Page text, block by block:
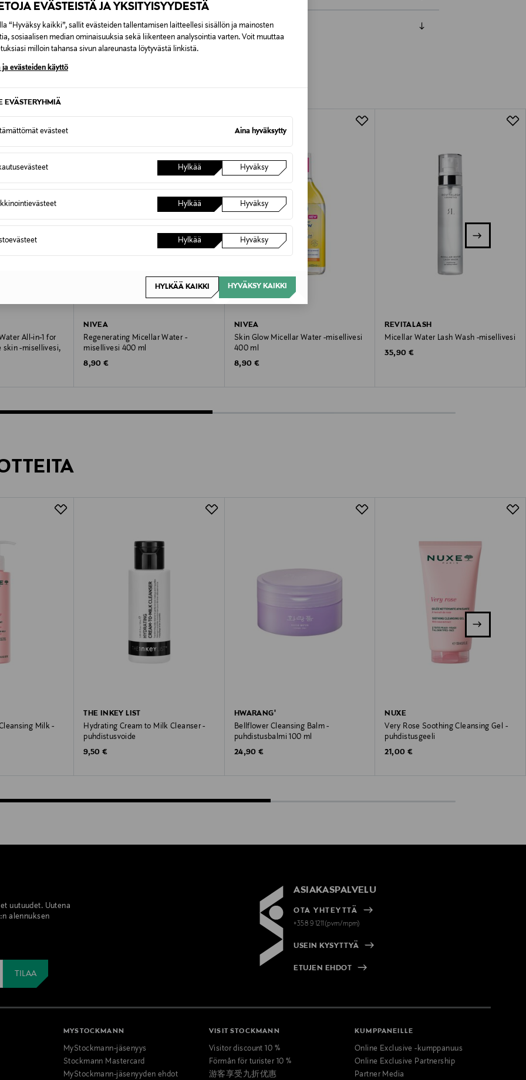
EVÄSTEISTÄ JA YKSITYISYYDESTÄ
“Hyväksy kaikki”, sallit evästeiden tallentamisen laitteellesi sisällön ja mainosten
sosiaalisen median ominaisuuksia sekä liikenteen analysointia varten. Voit muuttaa
milloin tahansa sivun alareunasta löytyvästä linkistä.
ja evästeiden käyttö
EVÄSTERYHMIÄ
evästeet Aina hyväksytty
Hylkää Hyväksy
Hylkää Hyväksy
Hylkää Hyväksy
HYLKÄÄ KAIKKI HYVÄKSY KAIKKI
0,00 € – 4,90 €
Alk. 6,90 €, kun toimitus on saatavilla valittuun osoitteeseen.
tilaukseesi. Voit palauttaa tilaamasi tuotteen 30 vuorokauden kuluessa tuotteen vastaanottamisesta.
NÄISTÄ
All-in-1 for
skin -misellivesi,
NIVEA
Regenerating Micellar Water -
misellivesi 400 ml
Original Price
8,90 €
NIVEA
Skin Glow Micellar Water -misellivesi
400 ml
Original Price
8,90 €
REVITALASH
Micellar Water Lash Wash -misellivesi
Original Price
35,90 €
Milk -
THE INKEY LIST
Hydrating Cream to Milk Cleanser -
puhdistusvoide
Original Price
9,50 €
HWARANG'
Bellflower Cleansing Balm -
puhdistusbalmi 100 ml
Original Price
24,90 €
NUXE
Very Rose Soothing Cleansing Gel -
puhdistusgeeli
Original Price
21,00 €
uutuudet. Uutena
alennuksen
ASIAKASPALVELU
OTA YHTEYTTÄ
+358 9 1211(pvm/mpm)
USEIN KYSYTTYÄ
ETUJEN EHDOT
MYSTOCKMANN
MyStockmann-jäsenyys
Stockmann Mastercard
MyStockmann-jäsenyyden ehdot
VISIT STOCKMANN
Visitor discount 10 %
Förmån för turister 10 %
游客享受九折优惠
KUMPPANEILLE
Online Exclusive -kumppanuus
Online Exclusive Partnership
Partner Media